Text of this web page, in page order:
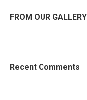
FROM OUR GALLERY
Recent Comments